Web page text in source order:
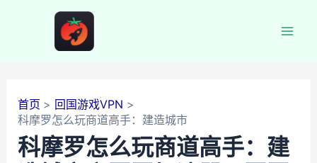
首页
回国游戏VPN
科摩罗怎么玩商道高手：建造城市
科摩罗怎么玩商道高手：建